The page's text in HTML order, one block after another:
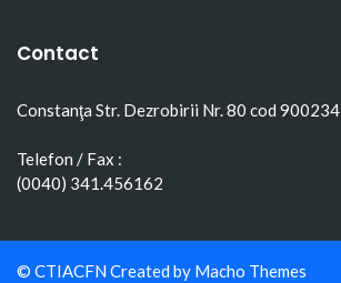
Contact
Constanţa Str. Dezrobirii Nr. 80 cod 900234
Telefon / Fax :
(0040) 341.456162
© CTIACFN Created by Macho Themes